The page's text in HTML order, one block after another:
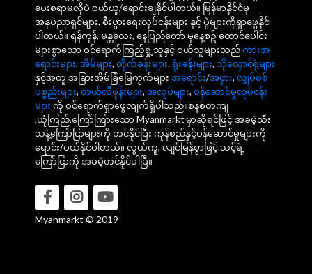
ပေးစရာမလိုပဲ ဝယ်ယူ/ရောင်းချနိုင်ပါတယ်။ မြန်မာနိုင်ငံမှ
အနုပညာရှင်များ, စီးပွားရေးလုပ်ငန်းများ နှင့် ပွဲများကိုရှာဖွေနိုင်
ပါတယ်။ ရန်ကုန်, မန္တလေး, နေပြည်တော် မှနေ့စဥ် ထောင်ပေါင်း
များစွာသော ဝင်ရောက်ကြည့်ရှု့သူနှင့် ဝယ်သူများသည်ကားအ
ရောင်းများ, အိမ်များ, တိုက်ခန်းများ, ရုံးခန်းများ, သိုလှောင်ရုံများ
နှင့်အတူ အခြားအိမ်ခြံမြေကွက်များ အရောင်း/အငှား, လျှပ်စစ်
ပစ္စည်းများ, တယ်လီဖုန်းများ, အလုပ်များ, ဝန်ဆောင်မှုလုပ်ငန်း
များ ကို ဝင်ရောက်ရှာဖွေလျက်ရှိပါသည်။စနစ်တကျ
,ယုံကြည်,ကြော်ကြားသော Myanmarkt မှာဆိုရင်ဖြင့် အခမဲ့သီး
သန့်ကြော်ငြာများကို တင်နိုင်ပြီး ကုန်စည်နှင့်ဝန်ဆောင်မှုများကို
ရောင်း/ဝယ်နိုင်ပါတယ်။ လွယ်ကူ, လျင်မြန်စွာဖြင့် သင့်ရဲ့
ကြော်ငြာကို အခမဲ့တင်နိုင်ပါပြီ။
Myanmarkt © 2019